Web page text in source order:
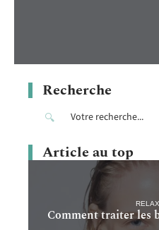
Recherche
Article au top
Comment traiter les